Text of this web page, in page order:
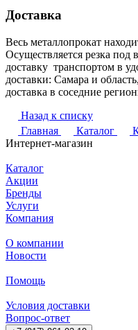
Доставка
Весь металлопрокат
Осуществляется резка
доставку транспортом в
доставки: Самара и
доставка в соседние
Назад к списку
Главная
Каталог
Интернет-магазин
Каталог
Акции
Бренды
Услуги
Компания
О компании
Новости
Помощь
Условия доставки
Вопрос-ответ